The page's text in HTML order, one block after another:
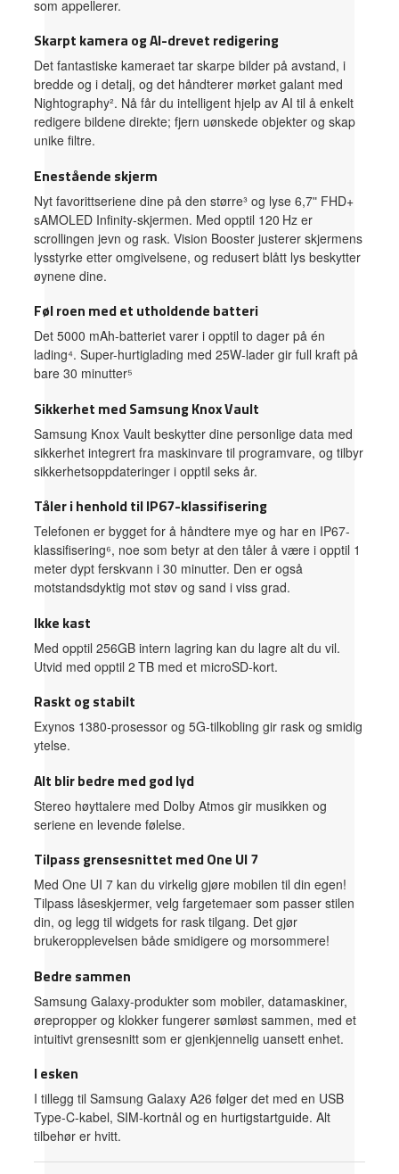
som appellerer.
Skarpt kamera og AI-drevet redigering
Det fantastiske kameraet tar skarpe bilder på avstand, i
bredde og i detalj, og det håndterer mørket galant med
Nightography². Nå får du intelligent hjelp av AI til å enkelt
redigere bildene direkte; fjern uønskede objekter og skap
unike filtre.
Enestående skjerm
Nyt favorittseriene dine på den større³ og lyse 6,7ʺ FHD+
sAMOLED Infinity-skjermen. Med opptil 120 Hz er
scrollingen jevn og rask. Vision Booster justerer skjermens
lysstyrke etter omgivelsene, og redusert blått lys beskytter
øynene dine.
Føl roen med et utholdende batteri
Det 5000 mAh-batteriet varer i opptil to dager på én
lading⁴. Super-hurtiglading med 25W-lader gir full kraft på
bare 30 minutter⁵
Sikkerhet med Samsung Knox Vault
Samsung Knox Vault beskytter dine personlige data med
sikkerhet integrert fra maskinvare til programvare, og tilbyr
sikkerhetsoppdateringer i opptil seks år.
Tåler i henhold til IP67-klassifisering
Telefonen er bygget for å håndtere mye og har en IP67-
klassifisering⁶, noe som betyr at den tåler å være i opptil 1
meter dypt ferskvann i 30 minutter. Den er også
motstandsdyktig mot støv og sand i viss grad.
Ikke kast
Med opptil 256GB intern lagring kan du lagre alt du vil.
Utvid med opptil 2 TB med et microSD-kort.
Raskt og stabilt
Exynos 1380-prosessor og 5G-tilkobling gir rask og smidig
ytelse.
Alt blir bedre med god lyd
Stereo høyttalere med Dolby Atmos gir musikken og
seriene en levende følelse.
Tilpass grensesnittet med One UI 7
Med One UI 7 kan du virkelig gjøre mobilen til din egen!
Tilpass låseskjermer, velg fargetemaer som passer stilen
din, og legg til widgets for rask tilgang. Det gjør
brukeropplevelsen både smidigere og morsommere!
Bedre sammen
Samsung Galaxy-produkter som mobiler, datamaskiner,
ørepropper og klokker fungerer sømløst sammen, med et
intuitivt grensesnitt som er gjenkjennelig uansett enhet.
I esken
I tillegg til Samsung Galaxy A26 følger det med en USB
Type-C-kabel, SIM-kortnål og en hurtigstartguide. Alt
tilbehør er hvitt.